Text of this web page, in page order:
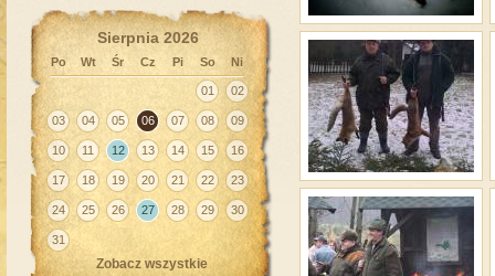
Sierpnia 2026
Po Wt Śr Cz Pi So Ni
01 02
03 04 05 06 07 08 09
10 11 12 13 14 15 16
17 18 19 20 21 22 23
24 25 26 27 28 29 30
31
Zobacz wszystkie